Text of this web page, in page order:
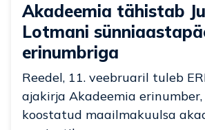
Akadeemia tähistab Juri
Lotmani
erinumbriga
Reedel, 11. veebruaril tuleb
ajakirja Akadeemia erinumber,
koostatud maailmakuulsa